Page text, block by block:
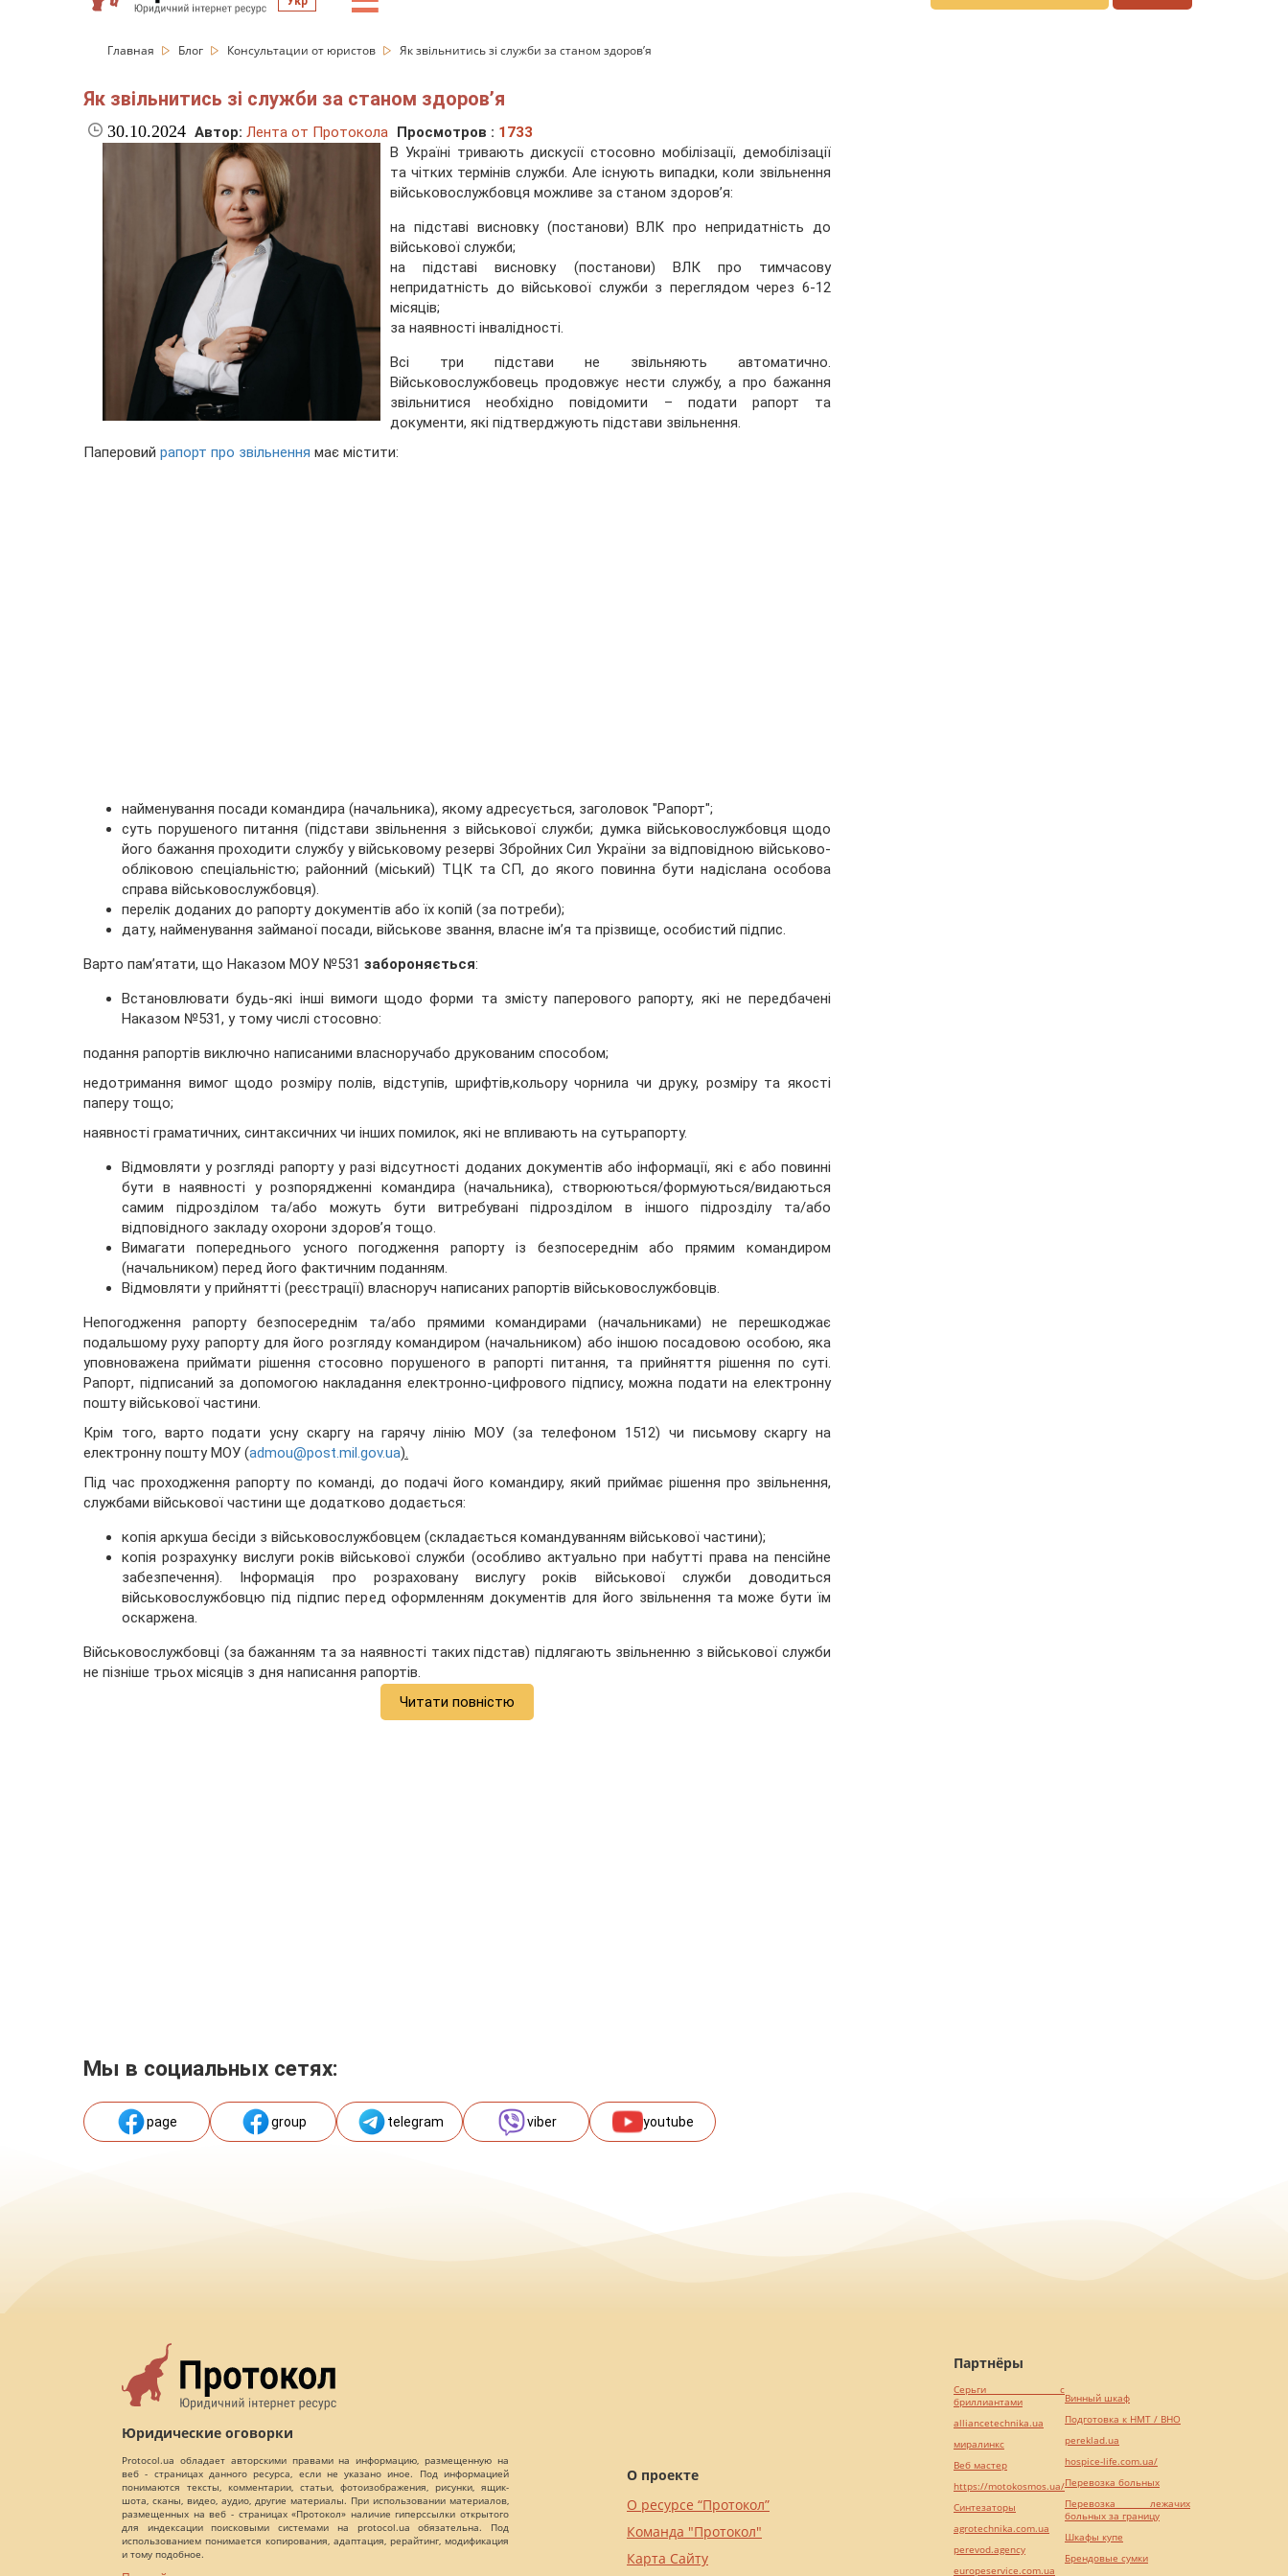
Главная Блог Консультации от юристов Як звільнитись зі служби за станом здоров’я
Як звільнитись зі служби за станом здоров’я
30.10.2024 Автор: Лента от Протокола Просмотров : 1733
В Україні тривають дискусії стосовно мобілізації, демобілізації
та чітких термінів служби. Але існують випадки, коли звільнення
військовослужбовця можливе за станом здоров’я:
на підставі висновку (постанови) ВЛК про непридатність до
військової служби;
на підставі висновку (постанови) ВЛК про тимчасову
непридатність до військової служби з переглядом через 6-12
місяців;
за наявності інвалідності.
Всі три підстави не звільняють автоматично.
Військовослужбовець продовжує нести службу, а про бажання
звільнитися необхідно повідомити – подати рапорт та
документи, які підтверджують підстави звільнення.
Паперовий рапорт про звільнення має містити:
найменування посади командира (начальника), якому адресується, заголовок "Рапорт";
суть порушеного питання (підстави звільнення з військової служби; думка військовослужбовця щодо
його бажання проходити службу у військовому резерві Збройних Сил України за відповідною військово-
обліковою спеціальністю; районний (міський) ТЦК та СП, до якого повинна бути надіслана особова
справа військовослужбовця).
перелік доданих до рапорту документів або їх копій (за потреби);
дату, найменування займаної посади, військове звання, власне ім’я та прізвище, особистий підпис.
Варто пам’ятати, що Наказом МОУ №531 забороняється:
Встановлювати будь-які інші вимоги щодо форми та змісту паперового рапорту, які не передбачені
Наказом №531, у тому числі стосовно:
подання рапортів виключно написаними власноручабо друкованим способом;
недотримання вимог щодо розміру полів, відступів, шрифтів,кольору чорнила чи друку, розміру та якості
паперу тощо;
наявності граматичних, синтаксичних чи інших помилок, які не впливають на сутьрапорту.
Відмовляти у розгляді рапорту у разі відсутності доданих документів або інформації, які є або повинні
бути в наявності у розпорядженні командира (начальника), створюються/формуються/видаються
самим підрозділом та/або можуть бути витребувані підрозділом в іншого підрозділу та/або
відповідного закладу охорони здоров’я тощо.
Вимагати попереднього усного погодження рапорту із безпосереднім або прямим командиром
(начальником) перед його фактичним поданням.
Відмовляти у прийнятті (реєстрації) власноруч написаних рапортів військовослужбовців.
Непогодження рапорту безпосереднім та/або прямими командирами (начальниками) не перешкоджає
подальшому руху рапорту для його розгляду командиром (начальником) або іншою посадовою особою, яка
уповноважена приймати рішення стосовно порушеного в рапорті питання, та прийняття рішення по суті.
Рапорт, підписаний за допомогою накладання електронно-цифрового підпису, можна подати на електронну
пошту військової частини.
Крім того, варто подати усну скаргу на гарячу лінію МОУ (за телефоном 1512) чи письмову скаргу на
електронну пошту МОУ (admou@post.mil.gov.ua).
Під час проходження рапорту по команді, до подачі його командиру, який приймає рішення про звільнення,
службами військової частини ще додатково додається:
копія аркуша бесіди з військовослужбовцем (складається командуванням військової частини);
копія розрахунку вислуги років військової служби (особливо актуально при набутті права на пенсійне
забезпечення). Інформація про розраховану вислугу років військової служби доводиться
військовослужбовцю під підпис перед оформленням документів для його звільнення та може бути їм
оскаржена.
Військовослужбовці (за бажанням та за наявності таких підстав) підлягають звільненню з військової служби
не пізніше трьох місяців з дня написання рапортів.
Читати повністю
Мы в социальных сетях:
page group telegram viber youtube
Юридические оговорки
Protocol.ua обладает авторскими правами на информацию, размещенную на
веб - страницах данного ресурса, если не указано иное. Под информацией
понимаются тексты, комментарии, статьи, фотоизображения, рисунки, ящик-
шота, сканы, видео, аудио, другие материалы. При использовании материалов,
размещенных на веб - страницах «Протокол» наличие гиперссылки открытого
для индексации поисковыми системами на protocol.ua обязательна. Под
использованием понимается копирования, адаптация, рерайтинг, модификация
и тому подобное.
О проекте
О ресурсе “Протокол”
Команда "Протокол"
Карта Сайту
Партнёры
Серьги с
бриллиантами
alliancetechnika.ua
миралинкс
Веб мастер
https://motokosmos.ua/
Синтезаторы
agrotechnika.com.ua
perevod.agency
europeservice.com.ua
Винный шкаф
Подготовка к НМТ / ВНО
pereklad.ua
hospice-life.com.ua/
Перевозка больных
Перевозка лежачих
больных за границу
Шкафы купе
Брендовые сумки